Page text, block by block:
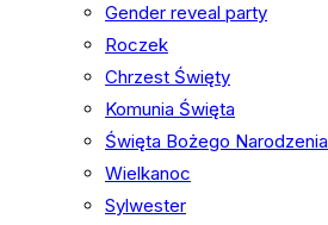
Gender reveal party
Roczek
Chrzest Święty
Komunia Święta
Święta Bożego Narodzenia
Wielkanoc
Sylwester